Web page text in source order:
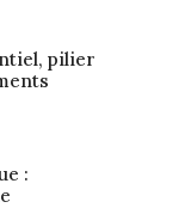
pilier
: